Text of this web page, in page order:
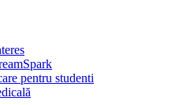
pentru studenti